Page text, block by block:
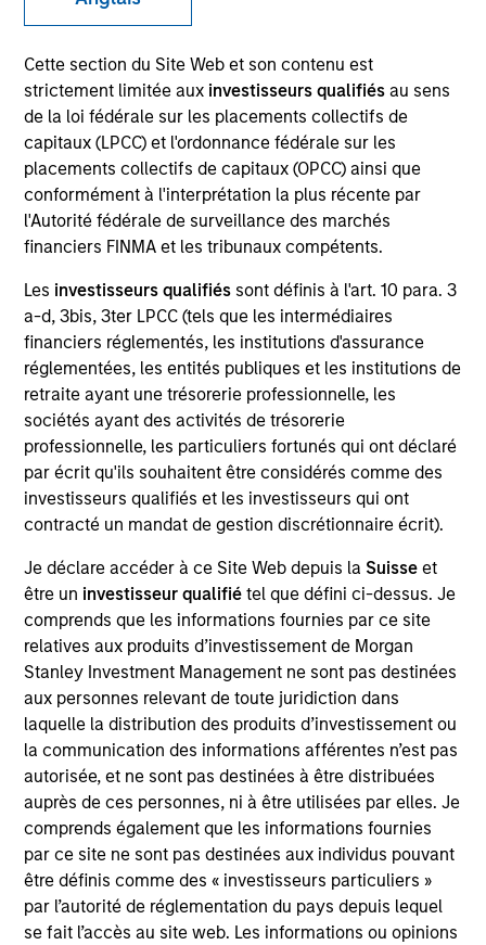
Cette section du Site Web et son contenu est
strictement limitée aux investisseurs qualifiésau sens
de la loi fédérale sur les placements collectifs de
capitaux (LPCC) et l'ordonnance fédérale sur les
placements collectifs de capitaux (OPCC) ainsi que
conformément à l'interprétation la plus récente par
l'Autorité fédérale de surveillance des marchés
financiers FINMA et les tribunaux compétents.
Les investisseurs qualifiés sont définis à l'art. 10 para. 3
a-d, 3bis, 3ter LPCC (tels que les intermédiaires
financiers réglementés, les institutions d'assurance
réglementées, les entités publiques et les institutions de
retraite ayant une trésorerie professionnelle, les
sociétés ayant des activités de trésorerie
professionnelle, les particuliers fortunés qui ont déclaré
par écrit qu'ils souhaitent être considérés comme des
investisseurs qualifiés et les investisseurs qui ont
contracté un mandat de gestion discrétionnaire écrit).
Je déclare accéder à ce Site Web depuis la Suisse et
être un investisseur qualifiétel que défini ci-dessus. Je
comprends que les informations fournies par ce site
relatives aux produits d’investissement de Morgan
Stanley Investment Management ne sont pas destinées
aux personnes relevant de toute juridiction dans
laquelle la distribution des produits d’investissement ou
la communication des informations afférentes n’est pas
autorisée, et ne sont pas destinées à être distribuées
auprès de ces personnes, ni à être utilisées par elles. Je
comprends également que les informations fournies
par ce site ne sont pas destinées aux individus pouvant
être définis comme des « investisseurs particuliers »
par l’autorité de réglementation du pays depuis lequel
se fait l’accès au site web. Les informations ou opinions
MARKETING COMMUNICATION
Nous contacter
Présentation générale
Produits
CashInvest by Morgan Stanley
Explore More
Nous contacter
Overview
Expertise
We help treasury professionals and other
clients navigate the ever-evolving cash
management landscape through a
combination of expertise, resources and
strategies.